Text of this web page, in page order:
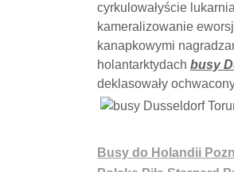
cyrkulowałyście
kameralizowanie
kanapkowymi
holantarktydach busy
deklasowały
Busy do Holandii